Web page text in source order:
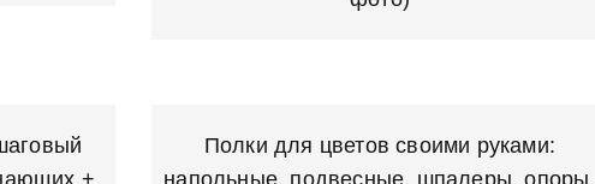
+
Полки для цветов своими руками:
напольные, подвесные, шпалеры, опоры,